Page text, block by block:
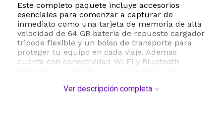
Este completo paquete incluye accesorios
esenciales para comenzar a capturar de
inmediato como una tarjeta de memoria de alta
velocidad de 64 GB bateria de repuesto cargador
tripode flexible y un bolso de transporte para
proteger tu equipo en cada viaje. Ademas
cuenta con conectividad Wi-Fi y Bluetooth
transmision en vivo directamente a plataformas
Ver descripción completa